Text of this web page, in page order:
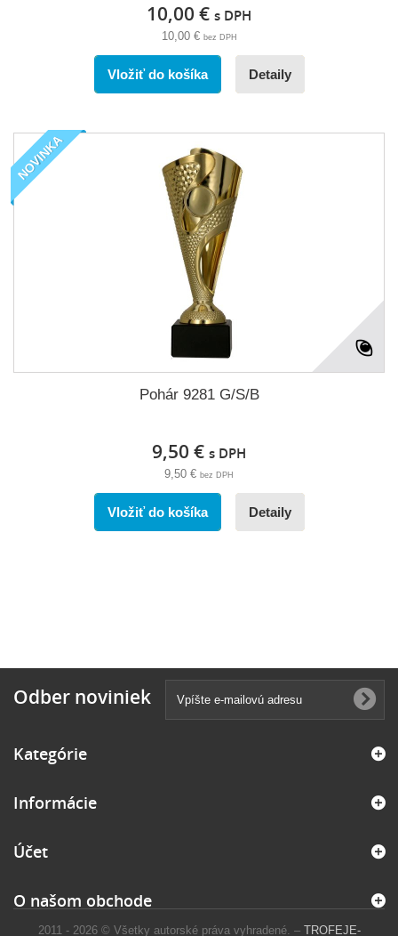
10,00 € s DPH
10,00 € bez DPH
Vložiť do košíka Detaily
NOVINKA
Pohár 9281 G/S/B
9,50 € s DPH
9,50 € bez DPH
Vložiť do košíka Detaily
Odber noviniek
Kategórie
Informácie
2011 - 2026 © Všetky autorské práva vyhradené. – TROFEJE-
Účet
O našom obchode